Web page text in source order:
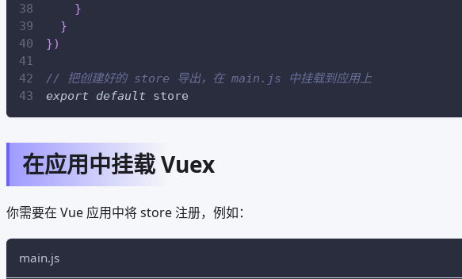
}
}
})
// 把创建好的 store 导出，在 main.js 中挂载到应用上
export
default store
在应用中挂载 Vuex
你需要在 Vue 应用中将 store 注册，例如：
main.js